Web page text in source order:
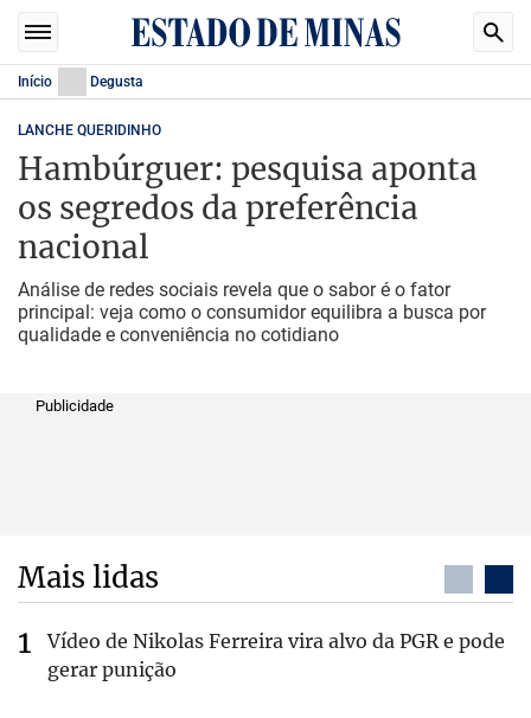
Início Degusta
LANCHE QUERIDINHO
Hambúrguer: pesquisa aponta
os segredos da preferência
nacional
Análise de redes sociais revela que o sabor é o fator
principal: veja como o consumidor equilibra a busca por
qualidade e conveniência no cotidiano
Publicidade
Mais lidas
Vídeo de Nikolas Ferreira vira alvo da PGR e pode
gerar punição